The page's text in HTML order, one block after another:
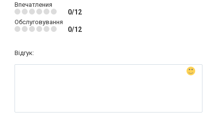
Впечатления
0/12
Обслуговування
0/12
Відгук: